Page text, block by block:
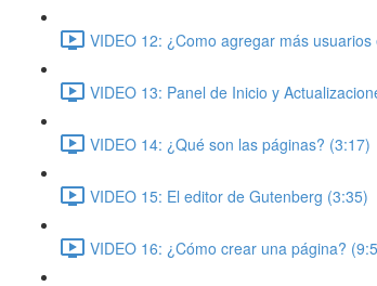
VIDEO 12: ¿Como agregar más
VIDEO 13: Panel de Inicio y
VIDEO 14: ¿Qué son las páginas? (3:17)
VIDEO 15: El editor de Gutenberg (3:35)
VIDEO 16: ¿Cómo crear una página?